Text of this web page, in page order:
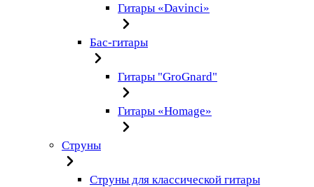
Гитары «Davinci»
Бас-гитары
Гитары "GroGnard"
Гитары «Homage»
Струны
Струны для классической гитары